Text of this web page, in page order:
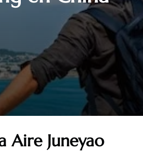
Aire Juneyao